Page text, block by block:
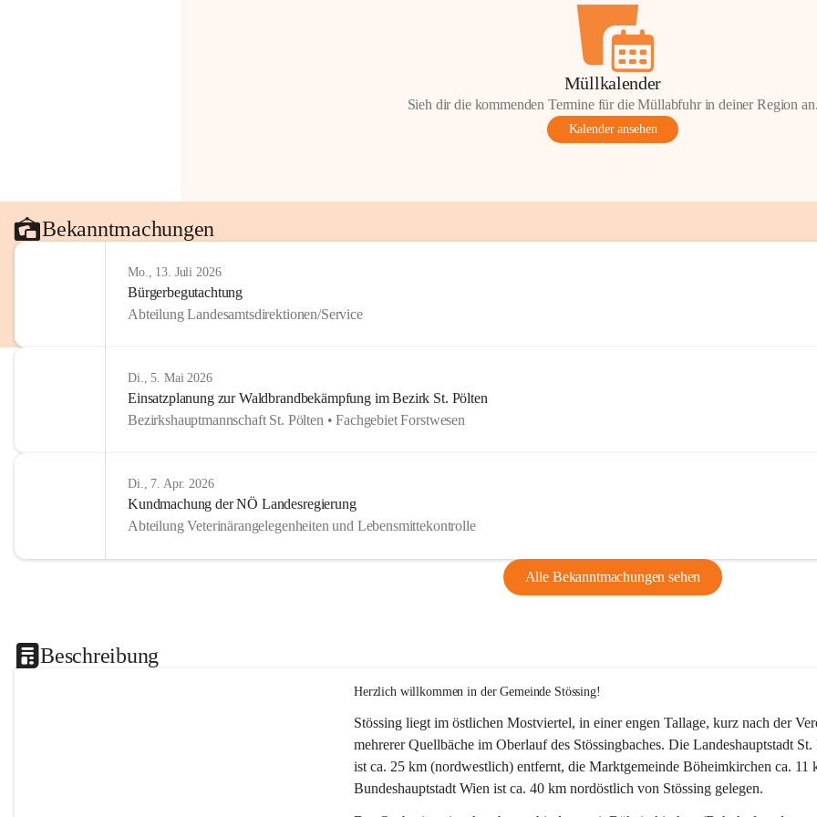
Müllkalender
Sieh dir die kommenden Termine für die Müllabfuhr in deiner Region
Kalender ansehen
Bekanntmachungen
Mo., 13. Juli 2026
Bürgerbegutachtung
Abteilung Landesamtsdirektionen/Service
Di., 5. Mai 2026
Einsatzplanung zur Waldbrandbekämpfung im Bezirk St. Pölten
Bezirkshauptmannschaft St. Pölten • Fachgebiet Forstwesen
Di., 7. Apr. 2026
Kundmachung der NÖ Landesregierung
Abteilung Veterinärangelegenheiten und Lebensmittekontrolle
Alle Bekanntmachungen sehen
Beschreibung
Herzlich willkommen in der Gemeinde Stössing!
Stössing liegt im östlichen Mostviertel, in einer engen Tallage, kurz nach der
mehrerer Quellbäche im Oberlauf des Stössingbaches. Die Landeshauptstadt
ist ca. 25 km (nordwestlich) entfernt, die Marktgemeinde Böheimkirchen ca.
Bundeshauptstadt Wien ist ca. 40 km nordöstlich von Stössing gelegen.